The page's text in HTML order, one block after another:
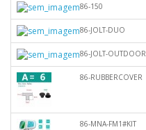
86-150
86-JOLT-DUO
86-JOLT-OUTDOOR
86-RUBBERCOVER
86-MNA-FM1#KIT